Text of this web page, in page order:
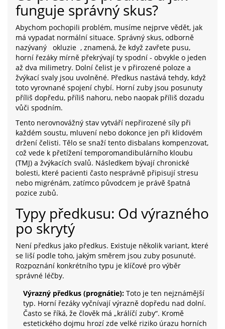
funguje správný skus?
Abychom pochopili problém, musíme nejprve vědět, jak
má vypadat normální situace. Správný skus, odborně
nazývaný
okluzie , znamená, že když zavřete pusu,
horní řezáky mírně překrývají ty spodní - obvykle o jeden
až dva milimetry. Dolní čelist je v přirozené poloze a
žvýkací svaly jsou uvolněné. Předkus nastává tehdy, když
toto vyrovnané spojení chybí. Horní zuby jsou posunuty
příliš dopředu, příliš nahoru, nebo naopak příliš dozadu
vůči spodním.
Tento nerovnovážný stav vytváří nepřirozené síly při
každém soustu, mluvení nebo dokonce jen při klidovém
držení čelisti. Tělo se snaží tento disbalans kompenzovat,
což vede k přetížení temporomandibulárního kloubu
(TMJ) a žvýkacích svalů. Následkem bývají chronické
bolesti, které pacienti často nesprávně připisují stresu
nebo migrénám, zatímco původcem je právě špatná
pozice zubů.
Typy předkusu: Od výrazného
po skrytý
Není předkus jako předkus. Existuje několik variant, které
se liší podle toho, jakým směrem jsou zuby posunuté.
Rozpoznání konkrétního typu je klíčové pro výběr
správné léčby.
Výrazný předkus (prognátie): Toto je ten nejznámější
typ. Horní řezáky vyčnívají výrazně dopředu nad dolní.
Často se říká, že člověk má „králíčí zuby“. Kromě
estetického dojmu hrozí zde velké riziko úrazu horních